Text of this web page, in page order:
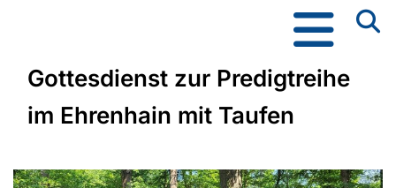
Gottesdienst zur Predigtreihe
im Ehrenhain mit Taufen